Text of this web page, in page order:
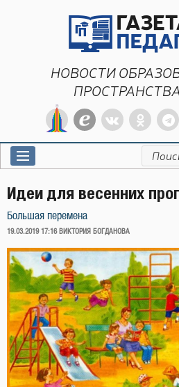
НОВОСТИ
Идеи для весенних
Большая перемена
ОПУБЛИКОВАНО
19.03.2019 17:16 ВИКТОРИЯ БОГДАНОВА